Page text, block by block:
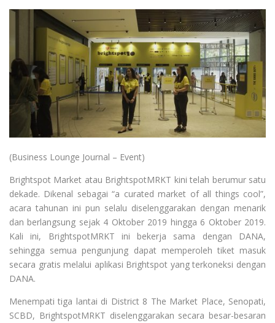
(Business Lounge Journal – Event)
Brightspot Market atau BrightspotMRKT kini telah berumur satu
dekade. Dikenal sebagai “a curated market of all things cool”,
acara tahunan ini pun selalu diselenggarakan dengan menarik
dan berlangsung sejak 4 Oktober 2019 hingga 6 Oktober 2019.
Kali ini, BrightspotMRKT ini bekerja sama dengan DANA,
sehingga semua pengunjung dapat memperoleh tiket masuk
secara gratis melalui aplikasi Brightspot yang terkoneksi dengan
DANA.
Menempati tiga lantai di District 8 The Market Place, Senopati,
SCBD, BrightspotMRKT diselenggarakan secara besar-besaran